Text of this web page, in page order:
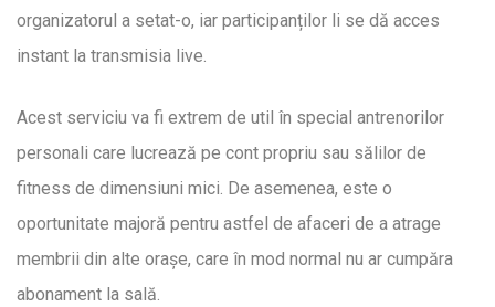
organizatorul a setat-o, iar participanților li se dă acces
instant la transmisia live.
Acest serviciu va fi extrem de util în special antrenorilor
personali care lucrează pe cont propriu sau sălilor de
fitness de dimensiuni mici. De asemenea, este o
oportunitate majoră pentru astfel de afaceri de a atrage
membrii din alte orașe, care în mod normal nu ar cumpăra
abonament la sală.